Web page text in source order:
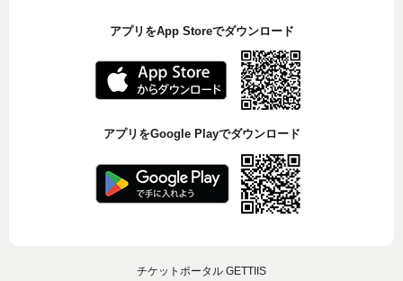
アプリをApp Storeでダウンロード
アプリをGoogle Playでダウンロード
チケットポータル GETTIIS